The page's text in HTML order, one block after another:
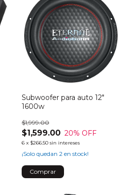
Subwoofer para auto 12"
1600w
$1,599.00
$1,999.00
20% OFF
6 x $266.50 sin intereses
¡Solo quedan 2 en stock!